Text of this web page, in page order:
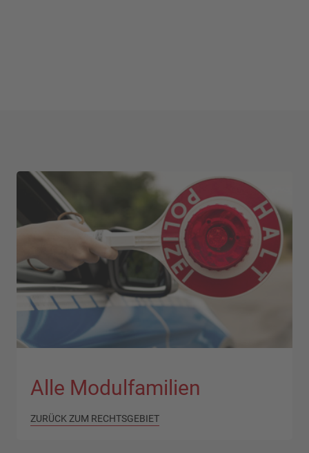
Alle Modulfamilien
ZURÜCK ZUM RECHTSGEBIET